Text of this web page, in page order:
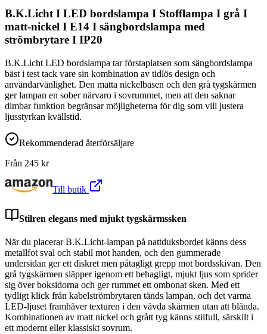
B.K.Licht I LED bordslampa I Stofflampa I grå I
matt-nickel I E14 I sängbordslampa med
strömbrytare I IP20
B.K.Licht LED bordslampa tar förstaplatsen som sängbordslampa
bäst i test tack vare sin kombination av tidlös design och
användarvänlighet. Den matta nickelbasen och den grå tygskärmen
ger lampan en sober närvaro i sovrummet, men att den saknar
dimbar funktion begränsar möjligheterna för dig som vill justera
ljusstyrkan kvällstid.
Rekommenderad återförsäljare
Från 245 kr
Till butik
Stilren elegans med mjukt tygskärmssken
När du placerar B.K.Licht-lampan på nattduksbordet känns dess
metallfot sval och stabil mot handen, och den gummerade
undersidan ger ett diskret men påtagligt grepp mot bordsskivan. Den
grå tygskärmen släpper igenom ett behagligt, mjukt ljus som sprider
sig över boksidorna och ger rummet ett ombonat sken. Med ett
tydligt klick från kabelströmbrytaren tänds lampan, och det varma
LED-ljuset framhäver texturen i den vävda skärmen utan att blända.
Kombinationen av matt nickel och grått tyg känns stilfull, särskilt i
ett modernt eller klassiskt sovrum.